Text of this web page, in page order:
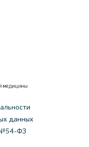
данных
№54-ФЗ